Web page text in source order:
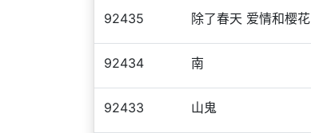
92435 除了春天 爱情和樱花
92434 南
92433 山鬼